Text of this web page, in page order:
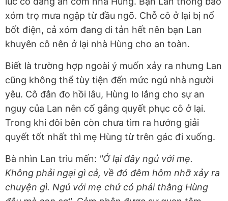
xóm trọ mưa ngập từ đầu ngõ. Chỗ cô ở lại bị nổ
bốt điện, cả xóm đang di tản hết nên bạn Lan
khuyên cô nên ở lại nhà Hùng cho an toàn.
Biết là trường hợp ngoài ý muốn xảy ra nhưng Lan
cũng không thể tùy tiện đến mức ngủ nhà người
yêu. Cô đắn đo hồi lâu, Hùng lo lắng cho sự an
nguy của Lan nên cố gắng quyết phục cô ở lại.
Trong khi đôi bên còn chưa tìm ra hướng giải
quyết tốt nhất thì mẹ Hùng từ trên gác đi xuống.
Bà nhìn Lan trìu mến: "Ở lại đây ngủ với mẹ.
Không phải ngại gì cả, về đó đêm hôm nhỡ xảy ra
chuyện gì. Ngủ với mẹ chứ có phải thằng Hùng